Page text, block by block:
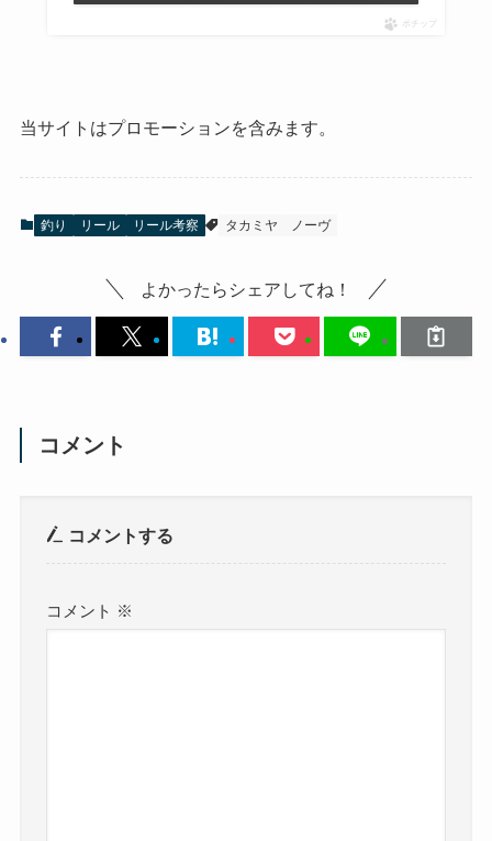
ポチップ
当サイトはプロモーションを含みます。
釣り リール リール考察 タカミヤ ノーヴ
よかったらシェアしてね！
コメント
コメントする
コメント ※